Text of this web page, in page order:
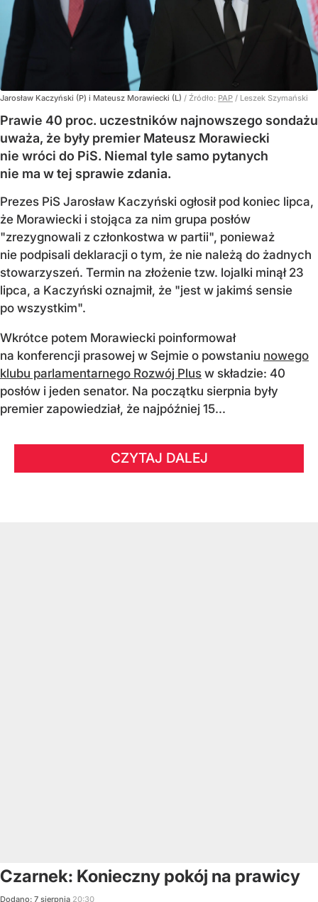
Jarosław Kaczyński (P) i Mateusz Morawiecki (L) / Źródło: PAP / Leszek Szymański
Prawie 40 proc. uczestników najnowszego sondażu
uważa, że były premier Mateusz Morawiecki
nie wróci do PiS. Niemal tyle samo pytanych
nie ma w tej sprawie zdania.
Prezes PiS Jarosław Kaczyński ogłosił pod koniec lipca,
że Morawiecki i stojąca za nim grupa posłów
"zrezygnowali z członkostwa w partii", ponieważ
nie podpisali deklaracji o tym, że nie należą do żadnych
stowarzyszeń. Termin na złożenie tzw. lojalki minął 23
lipca, a Kaczyński oznajmił, że "jest w jakimś sensie
po wszystkim".
Wkrótce potem Morawiecki poinformował
na konferencji prasowej w Sejmie o powstaniu nowego
klubu parlamentarnego Rozwój Plus w składzie: 40
posłów i jeden senator. Na początku sierpnia były
premier zapowiedział, że najpóźniej 15...
CZYTAJ DALEJ
Czarnek: Konieczny pokój na prawicy
Dodano: 7 sierpnia 20:30